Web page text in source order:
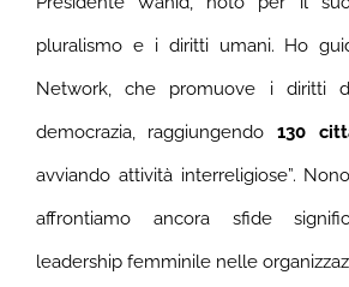
pluralismo e i diritti umani. Ho
Network, che promuove i diritti
democrazia, raggiungendo 130
avviando attività interreligiose”.
affrontiamo ancora sfide
leadership femminile nelle